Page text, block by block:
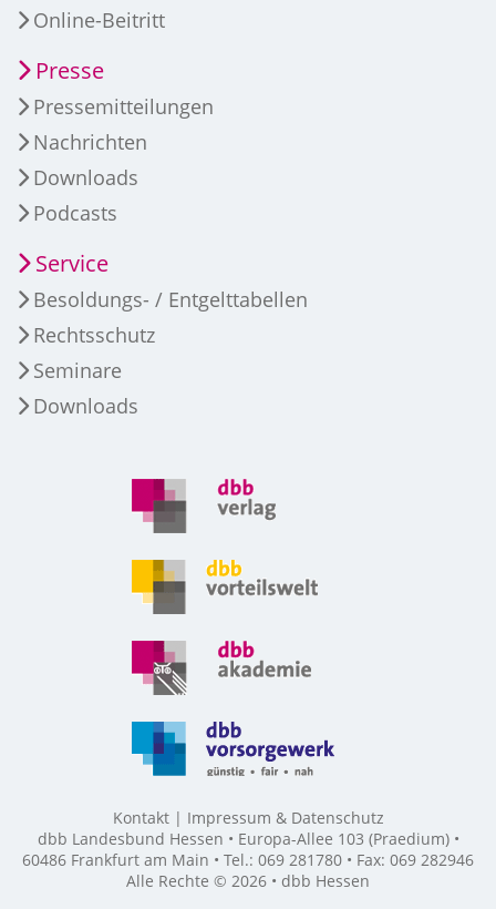
Online-Beitritt
Presse
Pressemitteilungen
Nachrichten
Downloads
Podcasts
Service
Besoldungs- / Entgelttabellen
Rechtsschutz
Seminare
Downloads
Kontakt
Impressum & Datenschutz
dbb Landesbund Hessen • Europa-Allee 103 (Praedium) •
60486 Frankfurt am Main • Tel.: 069 281780 • Fax: 069 282946
Alle Rechte © 2026 • dbb Hessen